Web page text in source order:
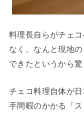
料理長自らがチェ
なく、なんと現地
できたというから驚
チェコ料理自体が
手間暇のかかる「